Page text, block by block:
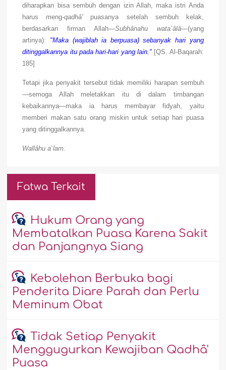
diharapkan bisa sembuh dengan izin Allah, maka istri Anda
harus meng-qadhâ'puasanya setelah sembuh kelak,
berdasarkan firman Allah—Subhânahu wata`âlâ—(yang
artinya): "Maka (wajiblah ia berpuasa) sebanyak hari yang
ditinggalkannya itu pada hari-hari yang lain." [QS. Al-Baqarah:
185]
Tetapi jika penyakit tersebut tidak memiliki harapan sembuh
—semoga Allah meletakkan itu di dalam timbangan
kebaikannya—maka ia harus membayar fidyah, yaitu
memberi makan satu orang miskin untuk setiap hari puasa
yang ditinggalkannya.
Wallâhu a`lam.
Fatwa Terkait
Hukum Orang yang
Membatalkan Puasa Karena Sakit
dan Panjangnya Siang
Kebolehan Berbuka bagi
Penderita Diare Parah dan Perlu
Meminum Obat
Tidak Setiap Penyakit
Menggugurkan Kewajiban Qadhâ'
Puasa